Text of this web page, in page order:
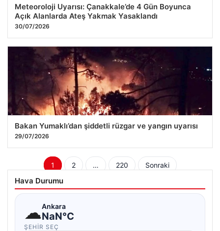
Meteoroloji Uyarısı: Çanakkale’de 4 Gün Boyunca
Açık Alanlarda Ateş Yakmak Yasaklandı
30/07/2026
Bakan Yumaklı’dan şiddetli rüzgar ve yangın uyarısı
29/07/2026
Yazı
sayfalaması
1 2 … 220 Sonraki
Hava Durumu
☁Ankara
NaN°C
ŞEHIR SEÇ